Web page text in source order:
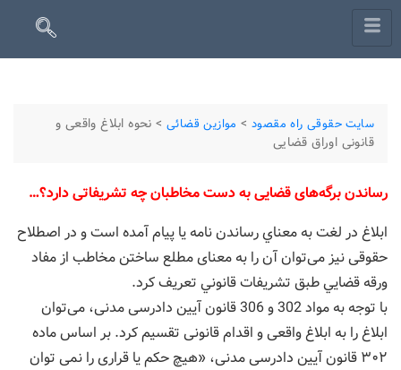
سایت حقوقی راه مقصود > موازین قضائی > نحوه ابلاغ واقعی و
قانونی اوراق قضایی
رساندن برگه‌های قضایی به دست مخاطبان چه تشریفاتی دارد؟…
ابلاغ در لغت به معناي رساندن نامه يا پيام آمده است و در اصطلاح
حقوقی نیز می‌توان آن را به معنای مطلع ساختن مخاطب از مفاد
ورقه قضايي طبق تشريفات قانوني تعریف کرد.
با توجه به مواد 302 و 306 قانون آیین دادرسی مدنی، می‌توان
ابلاغ را به ابلاغ واقعی و اقدام قانونی تقسیم کرد. بر اساس ماده
۳۰۲ قانون آیین دادرسی مدنی، «هیچ حكم یا قراری را نمی توان